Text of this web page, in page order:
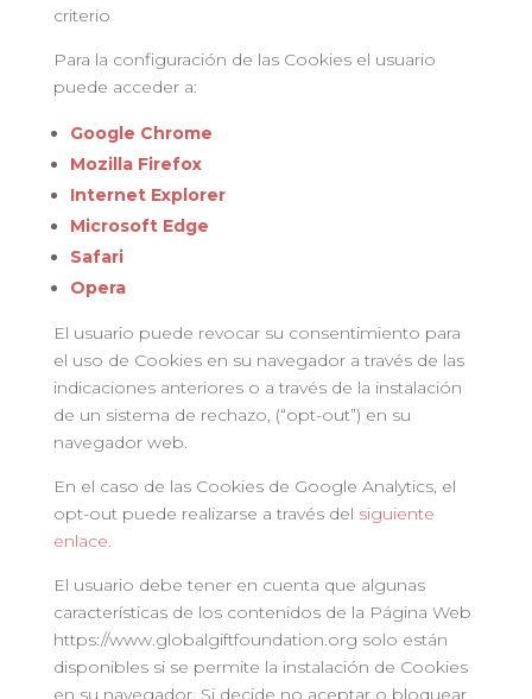
criterio
Para la configuración de las Cookies el usuario
puede acceder a:
Google Chrome
Mozilla Firefox
Internet Explorer
Microsoft Edge
Safari
Opera
El usuario puede revocar su consentimiento para
el uso de Cookies en su navegador a través de las
indicaciones anteriores o a través de la instalación
de un sistema de rechazo, (“opt-out”) en su
navegador web.
En el caso de las Cookies de Google Analytics, el
opt-out puede realizarse a través del siguiente
enlace.
El usuario debe tener en cuenta que algunas
características de los contenidos de la Página Web
https://www.globalgiftfoundation.org solo están
disponibles si se permite la instalación de Cookies
en su navegador. Si decide no aceptar o bloquear